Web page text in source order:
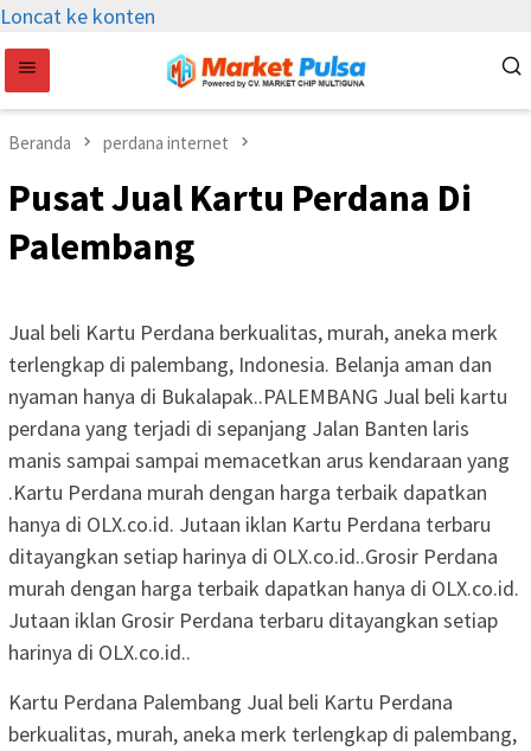
Loncat ke konten
Beranda perdana internet
Pusat Jual Kartu Perdana Di
Palembang
Jual beli Kartu Perdana berkualitas, murah, aneka merk
terlengkap di palembang, Indonesia. Belanja aman dan
nyaman hanya di Bukalapak..PALEMBANG Jual beli kartu
perdana yang terjadi di sepanjang Jalan Banten laris
manis sampai sampai memacetkan arus kendaraan yang
.Kartu Perdana murah dengan harga terbaik dapatkan
hanya di OLX.co.id. Jutaan iklan Kartu Perdana terbaru
ditayangkan setiap harinya di OLX.co.id..Grosir Perdana
murah dengan harga terbaik dapatkan hanya di OLX.co.id.
Jutaan iklan Grosir Perdana terbaru ditayangkan setiap
harinya di OLX.co.id..
Kartu Perdana Palembang Jual beli Kartu Perdana
berkualitas, murah, aneka merk terlengkap di palembang,